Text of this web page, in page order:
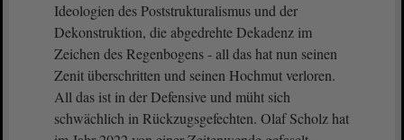
Ideologien des Poststrukturalismus und der
Dekonstruktion, die abgedrehte Dekadenz im
Zeichen des Regenbogens - all das hat nun seinen
Zenit überschritten und seinen Hochmut verloren.
All das ist in der Defensive und müht sich
schwächlich in Rückzugsgefechten. Olaf Scholz hat